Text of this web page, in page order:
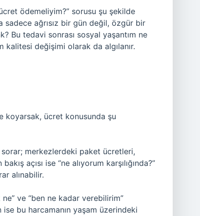
ödemeliyim?” sorusu şu şekilde
ağrısız bir gün değil, özgür bir
Bu tedavi sonrası sosyal yaşantım ne
kalitesi değişimi olarak da algılanır.
koyarsak, ücret konusunda şu
sorar; merkezlerdeki paket ücretleri,
açısı ise “ne alıyorum karşılığında?”
alınabilir.
ve “ben ne kadar verebilirim”
bu harcamanın yaşam üzerindeki